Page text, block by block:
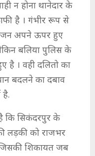
न होना थानेदार के
है । गंभीर रूप से
अपने ऊपर हुए
बलिया पुलिस के
है । वही दलितो का
बदलने का दबाव
है.
कि सिकंदरपुर के
लड़की को राजभर
जिसकी शिकायत जब